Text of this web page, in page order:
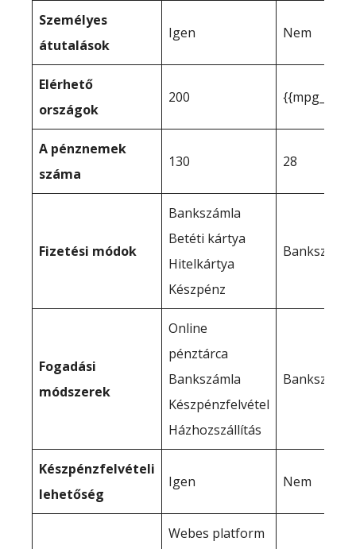
Személyes
átutalások
Igen Nem
Elérhető
országok
200
A pénznemek
száma
130 28
Fizetési módok
Bankszámla
Betéti kártya
Hitelkártya
Készpénz
Bankszámla
Fogadási
módszerek
Online
pénztárca
Bankszámla
Készpénzfelvétel
Házhozszállítás
Bankszámla
Készpénzfelvételi
lehetőség
Igen Nem
Webes platform